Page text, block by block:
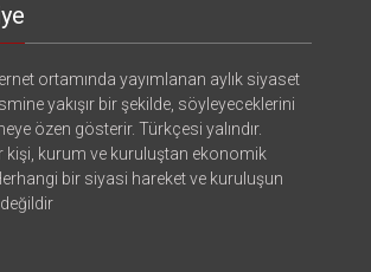
ortamında yayımlanan aylık siyaset
yakışır bir şekilde, söyleyeceklerini
özen gösterir. Türkçesi yalındır.
kişi, kurum ve kuruluştan ekonomik
bir siyasi hareket ve kuruluşun